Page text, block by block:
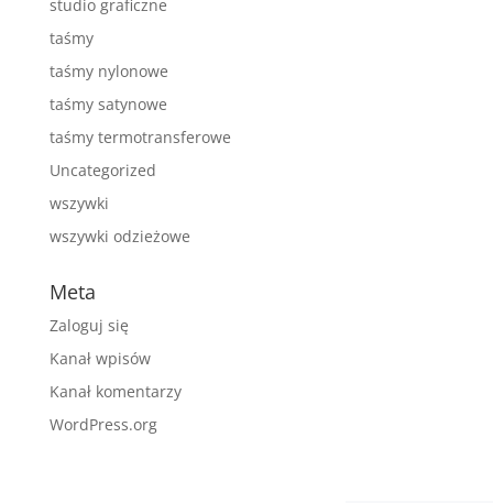
studio graficzne
taśmy
taśmy nylonowe
taśmy satynowe
taśmy termotransferowe
Uncategorized
wszywki
wszywki odzieżowe
Meta
Zaloguj się
Kanał wpisów
Kanał komentarzy
WordPress.org